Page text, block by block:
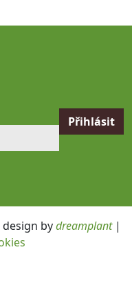
bydreamplant|